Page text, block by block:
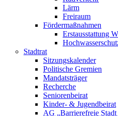
Lärm
Freiraum
Fördermaßnahmen
Erstausstattung
Stadtrat
Sitzungskalender
Politische Gremien
Mandatsträger
Recherche
Seniorenbeirat
Kinder- & Jugendbeirat
AG „Barrierefreie